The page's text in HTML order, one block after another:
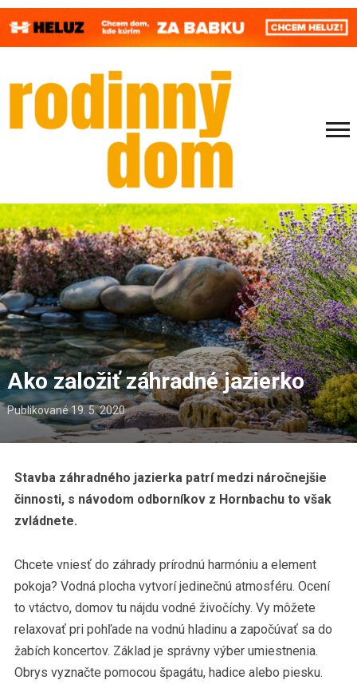
Ako založiť záhradné jazierko
Publikované19. 5. 2020
Stavba záhradného jazierka patrí medzi náročnejšie
činnosti, s návodom odborníkov z Hornbachu to však
zvládnete.
Chcete vniesť do záhrady prírodnú harmóniu a element
pokoja? Vodná plocha vytvorí jedinečnú atmosféru. Ocení
to vtáctvo, domov tu nájdu vodné živočíchy. Vy môžete
relaxovať pri pohľade na vodnú hladinu a započúvať sa do
žabích koncertov. Základ je správny výber umiestnenia.
Obrys vyznačte pomocou špagátu, hadice alebo piesku.